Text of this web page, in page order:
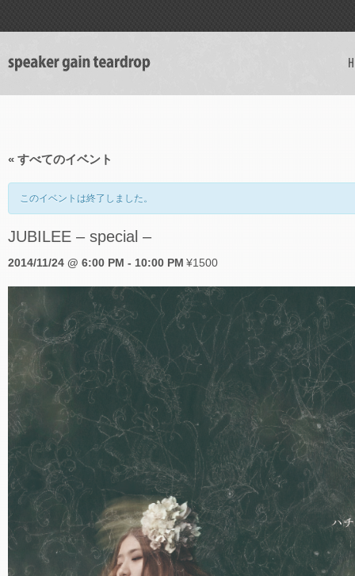
« すべてのイベント
このイベントは終了しました。
JUBILEE – special –
2014/11/24 @ 6:00 PM - 10:00 PM ¥1500